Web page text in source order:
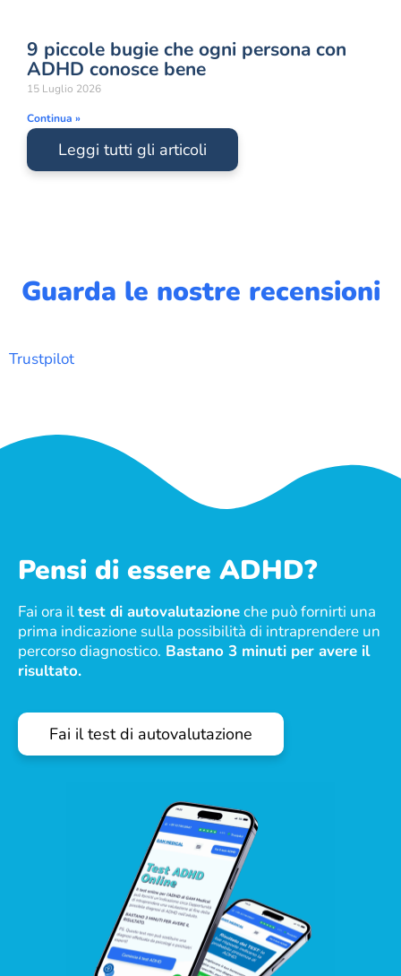
9 piccole bugie che ogni persona con
ADHD conosce bene
15 Luglio 2026
Continua »
Leggi tutti gli articoli
Guarda le nostre recensioni
Trustpilot
Pensi di essere ADHD?
Fai ora iltest di autovalutazioneche può fornirti una
prima indicazione sulla possibilità di intraprendere un
percorso diagnostico. Bastano 3 minuti per avere il
risultato.
Fai il test di autovalutazione